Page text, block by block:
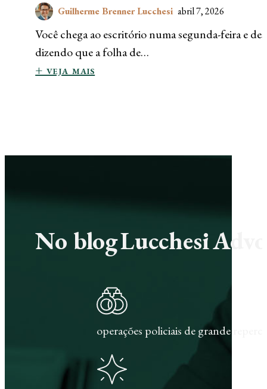
Guilherme Brenner Lucchesi abril 7, 2026
Você chega ao escritório numa segunda-feira e
dizendo que a folha de…
+ veja mais
No blog Lucchesi
operações policiais de grande